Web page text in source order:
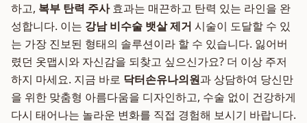
하고, 복부 탄력 주사효과는 매끈하고 탄력 있는 라인을 완
성합니다. 이는 강남 비수술 뱃살 제거 시술이 도달할 수 있
는 가장 진보된 형태의 솔루션이라 할 수 있습니다. 잃어버
렸던 옷맵시와 자신감을 되찾고 싶으신가요? 더 이상 주저
하지 마세요. 지금 바로 닥터손유나의원과 상담하여 당신만
을 위한 맞춤형 아름다움을 디자인하고, 수술 없이 건강하게
다시 태어나는 놀라운 변화를 직접 경험해 보시기 바랍니다.